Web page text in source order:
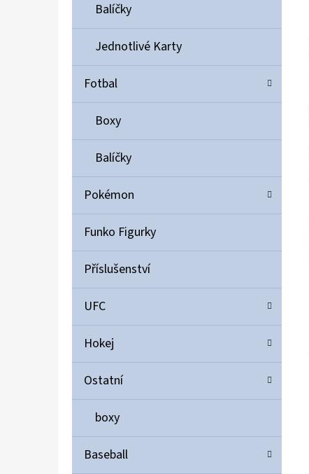
Balíčky
Jednotlivé Karty
Fotbal
Boxy
Balíčky
Pokémon
Funko Figurky
Příslušenství
UFC
Hokej
Ostatní
boxy
Baseball